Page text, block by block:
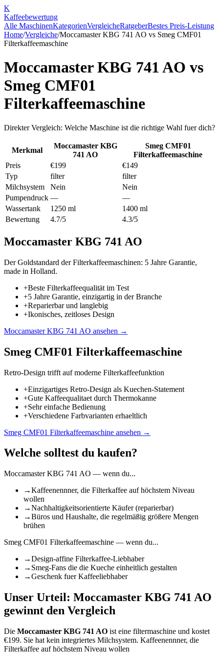
K
Kaffeebewertung
Alle MaschinenKategorienVergleicheRatgeberBestes Preis-Leistung
Home/Vergleiche/Moccamaster KBG 741 AO vs Smeg CMF01
Filterkaffeemaschine
Moccamaster KBG 741 AO vs
Smeg CMF01
Filterkaffeemaschine
Direkter Vergleich: Welche Maschine ist die richtige Wahl fuer dich?
Merkmal
Moccamaster KBG
741 AO
Smeg CMF01
Filterkaffeemaschine
Preis
€199
€149
Typ
filter
filter
Milchsystem
Nein
Nein
Pumpendruck —
—
Wassertank
1250 ml
1400 ml
Bewertung
4.7/5 4.3/5
Moccamaster KBG 741 AO
Der Goldstandard der Filterkaffeemaschinen: 5 Jahre Garantie,
made in Holland.
+Beste Filterkaffeequalität im Test
+5 Jahre Garantie, einzigartig in der Branche
+Reparierbar und langlebig
+Ikonisches, zeitloses Design
Moccamaster KBG 741 AO ansehen →
Smeg CMF01 Filterkaffeemaschine
Retro-Design trifft auf moderne Filterkaffeefunktion
+Einzigartiges Retro-Design als Kuechen-Statement
+Gute Kaffeequalitaet durch Thermokanne
+Sehr einfache Bedienung
+Verschiedene Farbvarianten erhaeltlich
Smeg CMF01 Filterkaffeemaschine ansehen →
Welche solltest du kaufen?
Moccamaster KBG 741 AO — wenn du...
→Kaffeenennner, die Filterkaffee auf höchstem Niveau
wollen
→Nachhaltigkeitsorientierte Käufer (reparierbar)
→Büros und Haushalte, die regelmäßig größere Mengen
brühen
Smeg CMF01 Filterkaffeemaschine — wenn du...
→Design-affine Filterkaffee-Liebhaber
→ Smeg-Fans die die Kueche einheitlich gestalten
→Geschenk fuer Kaffeeliebhaber
Unser Urteil: Moccamaster KBG 741 AO
gewinnt den Vergleich
Die Moccamaster KBG 741 AO ist eine filtermaschine und kostet
€199. Sie hat kein integriertes Milchsystem. Kaffeenennner, die
Filterkaffee auf höchstem Niveau wollen